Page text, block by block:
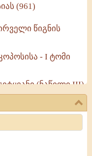
(961)
წიგნის
- I ტომი
(ნაწილი III)
რჩევები